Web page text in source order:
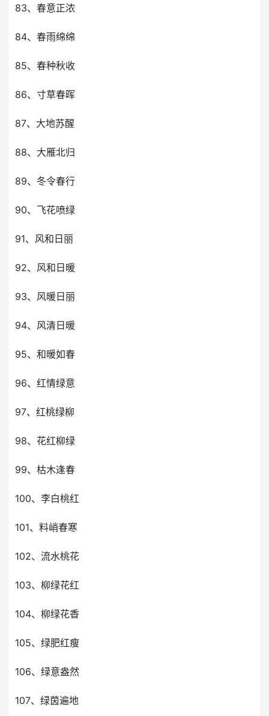
83、春意正浓
84、春雨绵绵
85、春种秋收
86、寸草春晖
87、大地苏醒
88、大雁北归
89、冬令春行
90、飞花喷绿
91、风和日丽
92、风和日暖
93、风暖日丽
94、风清日暖
95、和暖如春
96、红情绿意
97、红桃绿柳
98、花红柳绿
99、枯木逢春
100、李白桃红
101、料峭春寒
102、流水桃花
103、柳绿花红
104、柳绿花香
105、绿肥红瘦
106、绿意盎然
107、绿茵遍地